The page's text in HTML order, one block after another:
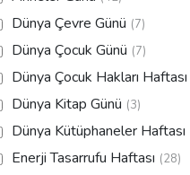
Dünya Çevre Günü (7)
Dünya Çocuk Günü (7)
Dünya Çocuk Hakları Haftası
Dünya Kitap Günü (3)
Dünya Kütüphaneler Haftası
Enerji Tasarrufu Haftası (28)